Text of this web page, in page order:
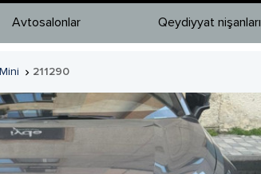
Avtosalonlar Qeydiyyat nişanları
Mini  211290